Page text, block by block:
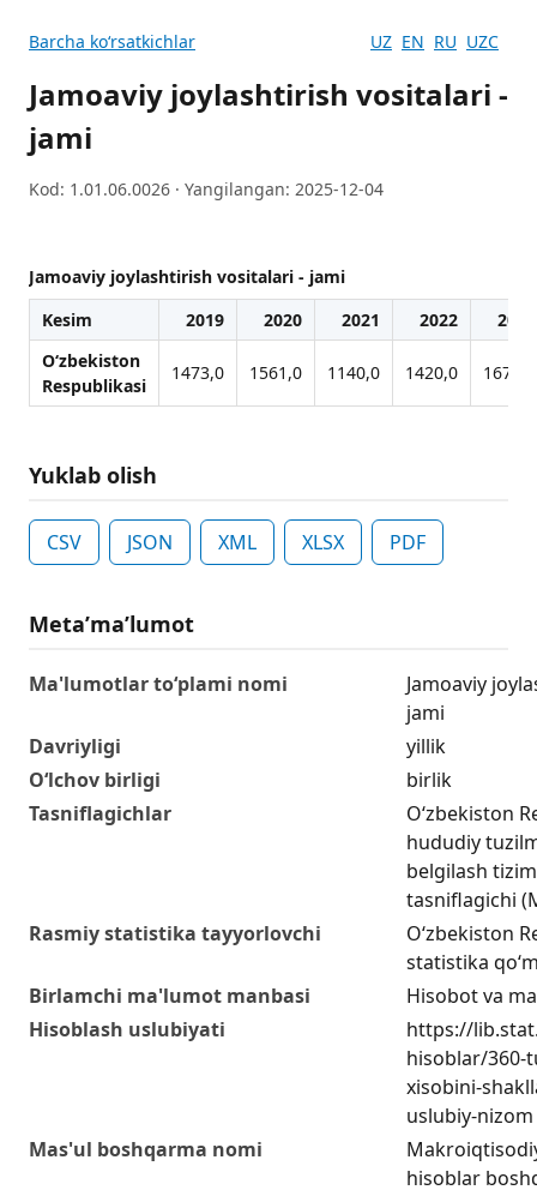
Barcha koʻrsatkichlar UZ EN RU UZC
Jamoaviy joylashtirish vositalari -
jami
Kod: 1.01.06.0026 · Yangilangan: 2025-12-04
Jamoaviy joylashtirish vositalari - jami
Kesim
2019 2020 2021 2022
2023
O‘zbekiston
Respublikasi
1473,0 1561,0 1140,0 1420,0 1677,0
Yuklab olish
CSV JSON XML XLSX PDF
Metaʼmaʼlumot
Ma'lumotlar to‘plami nomi
Jamoaviy
jami
Davriyligi
yillik
O‘lchov birligi
birlik
Tasniflagichlar
O‘zbekiston
hududiy
belgilash
tasniflagichi
Rasmiy statistika tayyorlovchi
O‘zbekiston
statistika
Birlamchi ma'lumot manbasi
Hisobot va
Hisoblash uslubiyati
https://
hisoblar/360-
xisobini-
uslubiy-nizom
Mas'ul boshqarma nomi
hisoblar